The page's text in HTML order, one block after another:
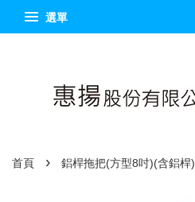
選單
首頁 › 鋁桿拖把(方型8吋)(含鋁桿)